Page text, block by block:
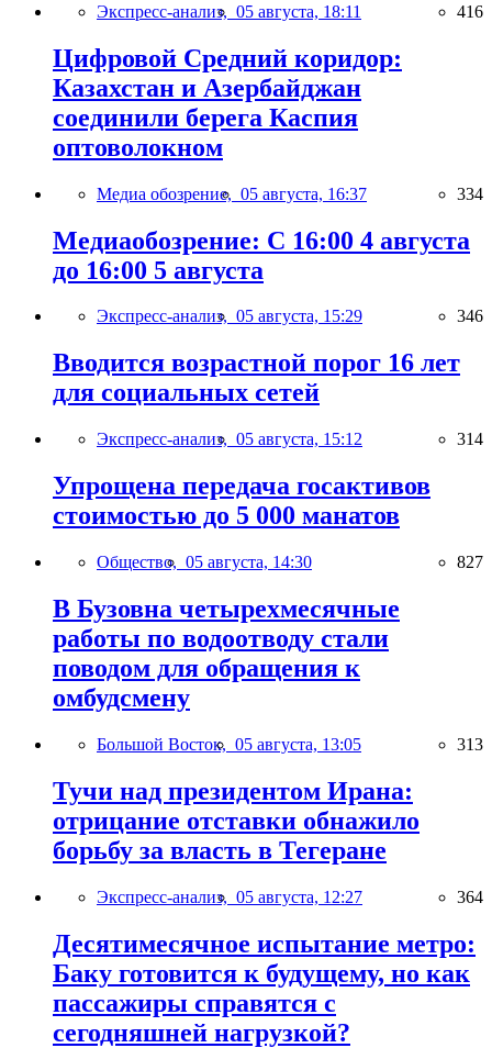
Экспресс-анализ, 05 августа, 18:11 416
Цифровой Средний коридор:
Казахстан и Азербайджан
соединили берега Каспия
оптоволокном
Медиа обозрение, 05 августа, 16:37 334
Медиаобозрение: С 16:00 4 августа
до 16:00 5 августа
Экспресс-анализ, 05 августа, 15:29 346
Вводится возрастной порог 16 лет
для социальных сетей
Экспресс-анализ, 05 августа, 15:12 314
Упрощена передача госактивов
стоимостью до 5 000 манатов
Общество, 05 августа, 14:30 827
В Бузовна четырехмесячные
работы по водоотводу стали
поводом для обращения к
омбудсмену
Большой Восток, 05 августа, 13:05 313
Тучи над президентом Ирана:
отрицание отставки обнажило
борьбу за власть в Тегеране
Экспресс-анализ, 05 августа, 12:27 364
Десятимесячное испытание метро:
Баку готовится к будущему, но как
пассажиры справятся с
сегодняшней нагрузкой?